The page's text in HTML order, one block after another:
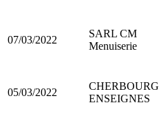
07/03/2022
SARL CM
Menuiserie
05/03/2022
CHERBOURG
ENSEIGNES